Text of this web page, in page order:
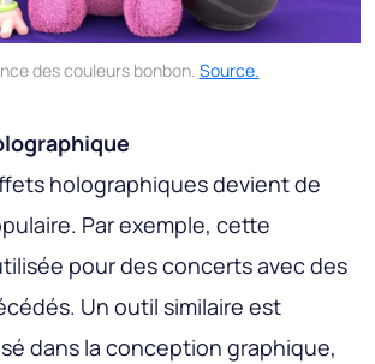
des couleurs bonbon. Source.
holographiques devient de
Par exemple, cette
pour des concerts avec des
Un outil similaire est
dans la conception graphique,